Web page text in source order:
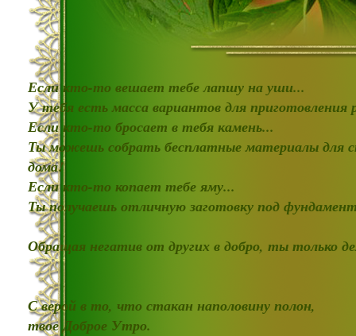
Если кто-то вешает тебе лапшу на уши...
У тебя есть масса вариантов для
Если кто-то бросает в тебя камень...
Ты можешь собрать бесплатные материалы для
дома!
Если кто-то копает тебе яму...
Ты получаешь отличную заготовку под
Обращая негатив от других в добро, ты только
С верой в то, что стакан наполовину полон,
твое Доброе Утро.